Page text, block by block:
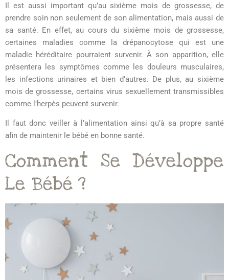
Il est aussi important qu’au sixième mois de grossesse, de
prendre soin non seulement de son alimentation, mais aussi de
sa santé. En effet, au cours du sixième mois de grossesse,
certaines maladies comme la drépanocytose qui est une
maladie héréditaire pourraient survenir. À son apparition, elle
présentera les symptômes comme les douleurs musculaires,
les infections urinaires et bien d’autres. De plus, au sixième
mois de grossesse, certains virus sexuellement transmissibles
comme l’herpès peuvent survenir.
Il faut donc veiller à l’alimentation ainsi qu’à sa propre santé
afin de maintenir le bébé en bonne santé.
Comment Se Développe
Le Bébé ?